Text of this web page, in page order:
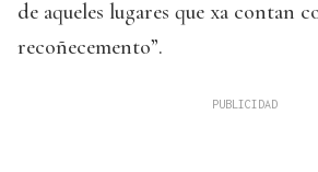
de aqueles lugares que xa contan
recoñecemento”.